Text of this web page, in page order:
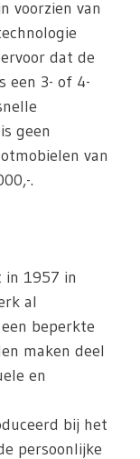
voorzien van
dat de
een 3- of 4-
geen
van
.
in 1957 in
al
beperkte
maken deel
en
bij het
persoonlijke